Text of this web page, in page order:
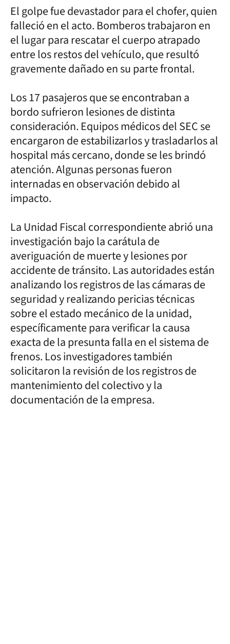
El golpe fue devastador para el chofer, quien
falleció en el acto. Bomberos trabajaron en
el lugar para rescatar el cuerpo atrapado
entre los restos del vehículo, que resultó
gravemente dañado en su parte frontal.
Los 17 pasajeros que se encontraban a
bordo sufrieron lesiones de distinta
consideración. Equipos médicos del SEC se
encargaron de estabilizarlos y trasladarlos al
hospital más cercano, donde se les brindó
atención. Algunas personas fueron
internadas en observación debido al
impacto.
La Unidad Fiscal correspondiente abrió una
investigación bajo la carátula de
averiguación de muerte y lesiones por
accidente de tránsito. Las autoridades están
analizando los registros de las cámaras de
seguridad y realizando pericias técnicas
sobre el estado mecánico de la unidad,
específicamente para verificar la causa
exacta de la presunta falla en el sistema de
frenos. Los investigadores también
solicitaron la revisión de los registros de
mantenimiento del colectivo y la
documentación de la empresa.